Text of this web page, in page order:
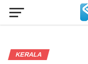
KERALA